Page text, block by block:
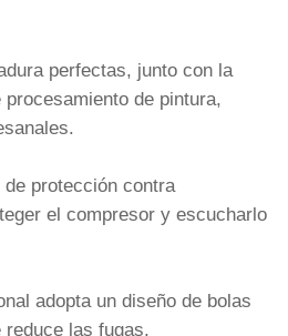
perfectas, junto con la
de pintura,
protección contra
el compresor y escucharlo
adopta un diseño de bolas
reduce las fugas.